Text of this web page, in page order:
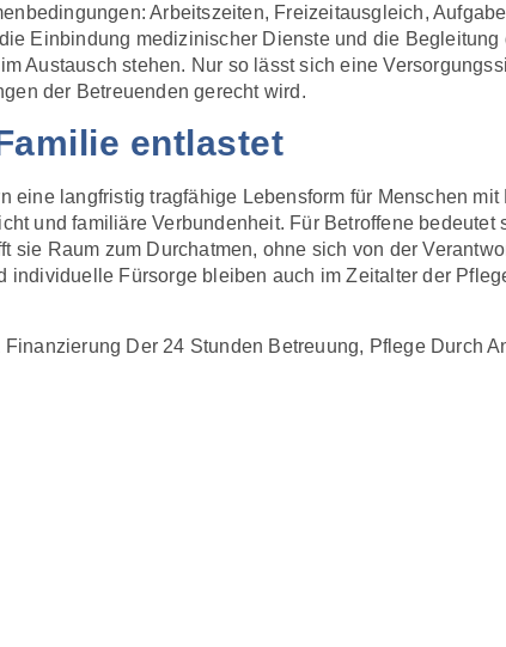
Arbeitszeiten, Freizeitausgleich,
Einbindung medizinischer Dienste und die Begleitung
Austausch stehen. Nur so lässt sich eine
der Betreuenden gerecht wird.
entlastet
langfristig tragfähige Lebensform für Menschen mit
und familiäre Verbundenheit. Für Betroffene bedeutet
Raum zum Durchatmen, ohne sich von der
Fürsorge bleiben auch im Zeitalter der
Finanzierung Der 24 Stunden Betreuung, Pflege Durch